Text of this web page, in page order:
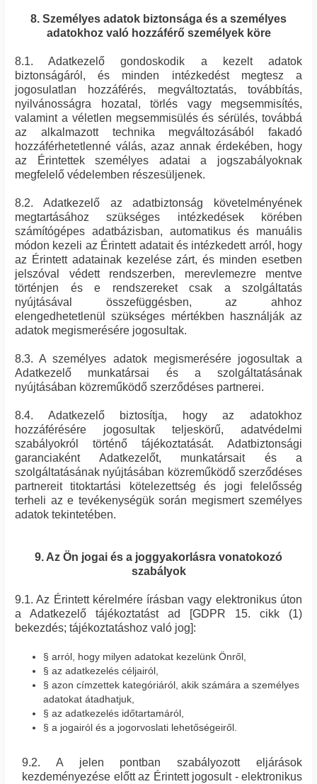
8. Személyes adatok biztonsága és a személyes
adatokhoz való hozzáférő személyek köre
8.1. Adatkezelő gondoskodik a kezelt adatok
biztonságáról, és minden intézkedést megtesz a
jogosulatlan hozzáférés, megváltoztatás, továbbítás,
nyilvánosságra hozatal, törlés vagy megsemmisítés,
valamint a véletlen megsemmisülés és sérülés, továbbá
az alkalmazott technika megváltozásából fakadó
hozzáférhetetlenné válás, azaz annak érdekében, hogy
az Érintettek személyes adatai a jogszabályoknak
megfelelő védelemben részesüljenek.
8.2. Adatkezelő az adatbiztonság követelményének
megtartásához szükséges intézkedések körében
számítógépes adatbázisban, automatikus és manuális
módon kezeli az Érintett adatait és intézkedett arról, hogy
az Érintett adatainak kezelése zárt, és minden esetben
jelszóval védett rendszerben, merevlemezre mentve
történjen és e rendszereket csak a szolgáltatás
nyújtásával összefüggésben, az ahhoz
elengedhetetlenül szükséges mértékben használják az
adatok megismerésére jogosultak.
8.3. A személyes adatok megismerésére jogosultak a
Adatkezelő munkatársai és a szolgáltatásának
nyújtásában közreműködő szerződéses partnerei.
8.4. Adatkezelő biztosítja, hogy az adatokhoz
hozzáférésére jogosultak teljeskörű, adatvédelmi
szabályokról történő tájékoztatását. Adatbiztonsági
garanciaként Adatkezelőt, munkatársait és a
szolgáltatásának nyújtásában közreműködő szerződéses
partnereit titoktartási kötelezettség és jogi felelősség
terheli az e tevékenységük során megismert személyes
adatok tekintetében.
9. Az Ön jogai és a joggyakorlásra vonatokozó
szabályok
9.1. Az Érintett kérelmére írásban vagy elektronikus úton
a Adatkezelő tájékoztatást ad [GDPR 15. cikk (1)
bekezdés; tájékoztatáshoz való jog]:
§ arról, hogy milyen adatokat kezelünk Önről,
§ az adatkezelés céljairól,
§ azon címzettek kategóriáról, akik számára a személyes
adatokat átadhatjuk,
§ az adatkezelés időtartamáról,
§ a jogairól és a jogorvoslati lehetőségeiről.
9.2. A jelen pontban szabályozott eljárások
kezdeményezése előtt az Érintett jogosult - elektronikus